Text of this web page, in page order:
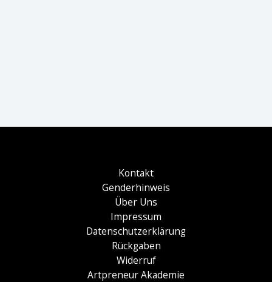
Kontakt
Genderhinweis
Über Uns
Impressum
Datenschutzerklärung
Rückgaben
Widerruf
Artpreneur Akademie